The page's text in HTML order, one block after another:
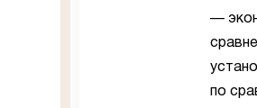
—
по